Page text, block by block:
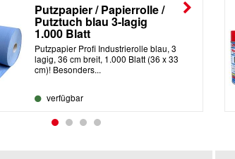
Putzpapier / Papierrolle /
Putztuch blau 3-lagig
1.000 Blatt
Putzpapier Profi Industrierolle blau, 3
lagig, 36 cm breit, 1.000 Blatt (36 x 33
cm)! Besonders...
verfügbar